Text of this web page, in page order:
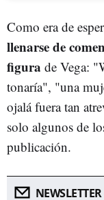
Como era de
llenarse de
figura de Vega:
tonaría", "una
ojalá fuera tan
solo algunos de
publicación.